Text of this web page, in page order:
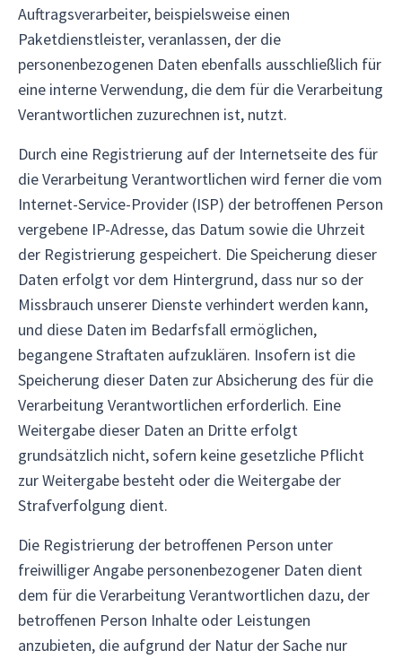
Auftragsverarbeiter, beispielsweise einen
Paketdienstleister, veranlassen, der die
personenbezogenen Daten ebenfalls ausschließlich für
eine interne Verwendung, die dem für die Verarbeitung
Verantwortlichen zuzurechnen ist, nutzt.
Durch eine Registrierung auf der Internetseite des für
die Verarbeitung Verantwortlichen wird ferner die vom
Internet-Service-Provider (ISP) der betroffenen Person
vergebene IP-Adresse, das Datum sowie die Uhrzeit
der Registrierung gespeichert. Die Speicherung dieser
Daten erfolgt vor dem Hintergrund, dass nur so der
Missbrauch unserer Dienste verhindert werden kann,
und diese Daten im Bedarfsfall ermöglichen,
begangene Straftaten aufzuklären. Insofern ist die
Speicherung dieser Daten zur Absicherung des für die
Verarbeitung Verantwortlichen erforderlich. Eine
Weitergabe dieser Daten an Dritte erfolgt
grundsätzlich nicht, sofern keine gesetzliche Pflicht
zur Weitergabe besteht oder die Weitergabe der
Strafverfolgung dient.
Die Registrierung der betroffenen Person unter
freiwilliger Angabe personenbezogener Daten dient
dem für die Verarbeitung Verantwortlichen dazu, der
betroffenen Person Inhalte oder Leistungen
anzubieten, die aufgrund der Natur der Sache nur